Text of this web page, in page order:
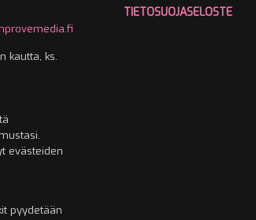
kautta, ks.
evästeiden
pyydetään
TIETOSUOJASELOSTE